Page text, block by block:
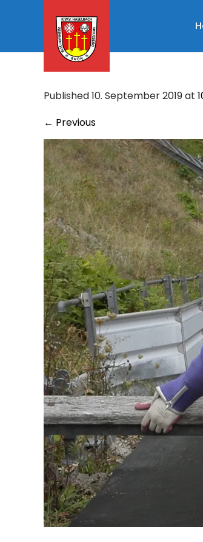
Published 10. September 2019 at
← Previous